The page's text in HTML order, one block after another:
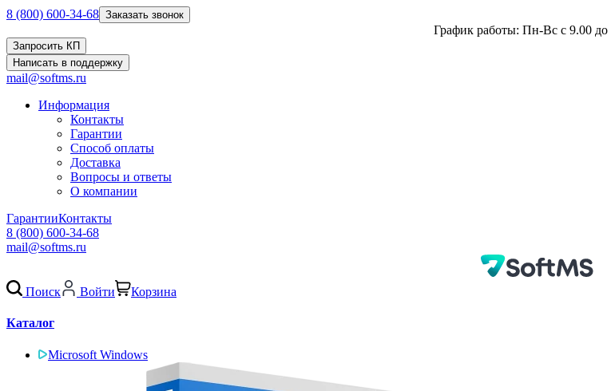
8 (800) 600-34-68 Заказать звонок
График работы: Пн-Вс с 9.00 до
Запросить КП
Написать в поддержку
mail@softms.ru
Информация
Контакты
Гарантии
Способ оплаты
Доставка
Вопросы и ответы
О компании
ГарантииКонтакты
8 (800) 600-34-68
mail@softms.ru
Поиск Войти Корзина
Каталог
Microsoft Windows